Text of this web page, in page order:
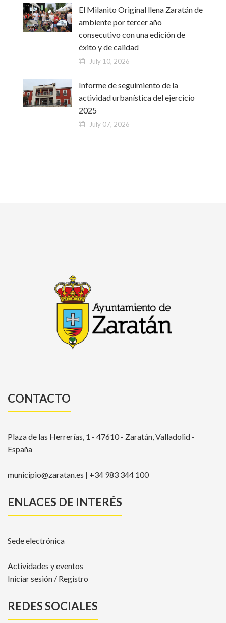
El Milanito Original llena Zaratán de
ambiente por tercer año
consecutivo con una edición de
éxito y de calidad
July 10, 2026
Informe de seguimiento de la
actividad urbanística del ejercicio
2025
July 07, 2026
CONTACTO
Plaza de las Herrerías, 1 - 47610 - Zaratán, Valladolid -
España
municipio@zaratan.es | +34 983 344 100
ENLACES DE INTERÉS
Sede electrónica
Actividades y eventos
Iniciar sesión / Registro
REDES SOCIALES